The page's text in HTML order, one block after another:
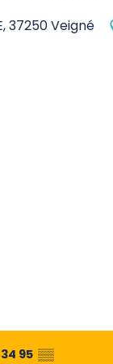
37250 Veigné
95 ▒▒